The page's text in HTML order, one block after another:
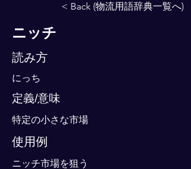
< Back (物流用語辞典一覧へ)
ニッチ
読み方
にっち
定義/意味
特定の小さな市場
使用例
ニッチ市場を狙う